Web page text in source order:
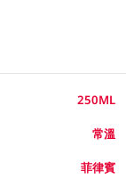
250ML
常溫
菲律賓